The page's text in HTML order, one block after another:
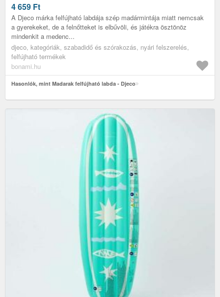
4 659 Ft
A Djeco márka felfújható labdája szép madármintája miatt nemcsak
a gyerekeket, de a felnőtteket is elbűvöli, és játékra ösztönöz
mindenkit a medenc...
djeco, kategóriák, szabadidő és szórakozás, nyári felszerelés,
felfújható termékek
bonami.hu
Hasonlók, mint Madarak felfújható labda - Djeco